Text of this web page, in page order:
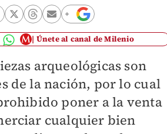
Únete al canal de Milenio
arqueológicas son
de la nación, por lo cual
poner a la venta
cualquier bien